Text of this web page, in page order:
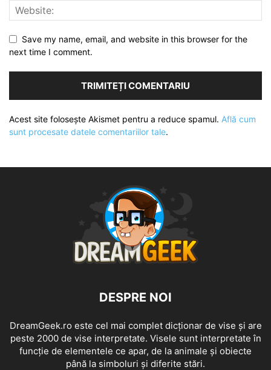
Save my name, email, and website in this browser for the
next time I comment.
Acest site folosește Akismet pentru a reduce spamul. Află cum
sunt procesate datele comentariilor tale.
DESPRE NOI
DreamGeek.ro este cel mai complet dicționar de vise și are
peste 2000 de vise interpretate. Visele sunt interpretate în
funcție de elementele ce apar, de la animale și obiecte
până la simboluri și diferite stări.